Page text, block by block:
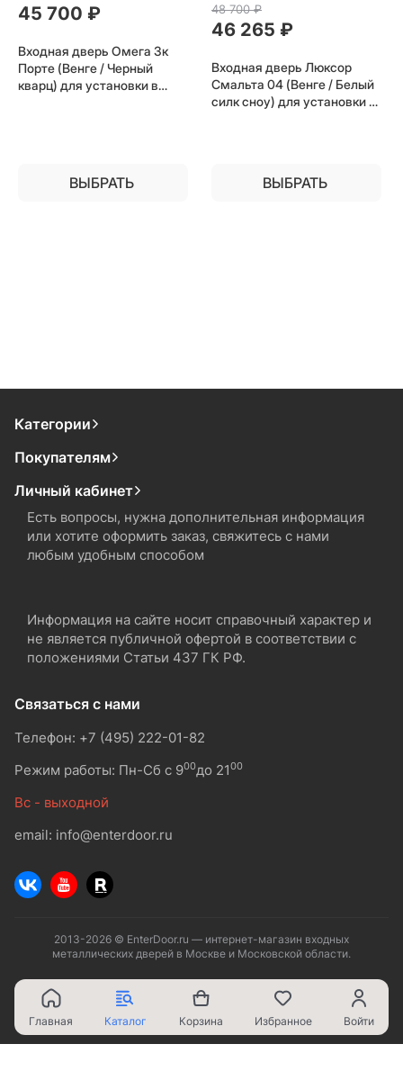
45 700 ₽
Входная дверь Омега 3к
Порте (Венге / Черный
кварц) для установки в
ВЫБРАТЬ
48 700 ₽
46 265 ₽
Входная дверь Люксор
Смальта 04 (Венге / Белый
силк сноу) для установки в
ВЫБРАТЬ
Категории
Покупателям
Личный кабинет
Есть вопросы, нужна дополнительная информация
или хотите оформить заказ, свяжитесь с нами
любым удобным способом
Информация на сайте носит справочный характер и
не является публичной офертой в соответствии с
положениями Статьи 437 ГК РФ.
Связаться с нами
Телефон: +7 (495) 222-01-82
Режим работы: Пн-Сб с 900до 2100
Вс - выходной
email: info@enterdoor.ru
2013-2026 © EnterDoor.ru — интернет-магазин входных
металлических дверей в Москве и Московской области.
Главная Каталог Корзина Избранное Войти